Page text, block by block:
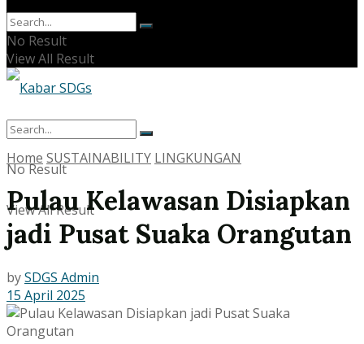
No Result
View All Result
No Result
View All Result
Home SUSTAINABILITY LINGKUNGAN
Pulau Kelawasan Disiapkan
jadi Pusat Suaka Orangutan
bySDGS Admin
15 April 2025